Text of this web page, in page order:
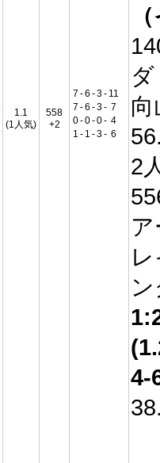
1.1
(1人気)
558
+2
7 -6 -3- 11
7 -6 -3- 7
0-0-0- 4
1 - 1 -3- 6
2
4-